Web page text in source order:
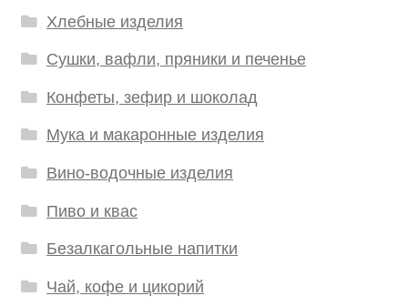
Хлебные изделия
Сушки, вафли, пряники и печенье
Конфеты, зефир и шоколад
Мука и макаронные изделия
Вино-водочные изделия
Пиво и квас
Безалкагольные напитки
Чай, кофе и цикорий